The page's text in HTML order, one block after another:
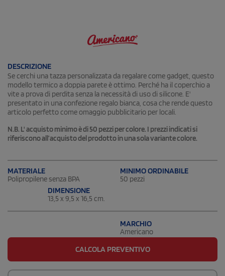
DESCRIZIONE
Se cerchi una tazza personalizzata da regalare come gadget, questo
modello termico a doppia parete è ottimo. Perché ha il coperchio a
vite a prova di perdita senza la necessità di uso di silicone. E'
presentato in una confezione regalo bianca, cosa che rende questo
articolo perfetto come omaggio pubblicitario per locali.
N.B. L' acquisto minimo è di 50 pezzi per colore. I prezzi indicati si
riferiscono all’acquisto del prodotto in una sola variante colore.
MATERIALE
Polipropilene senza BPA
MINIMO ORDINABILE
50 pezzi
DIMENSIONE
13,5 x 9,5 x 16,5 cm.
MARCHIO
Americano
CALCOLA PREVENTIVO